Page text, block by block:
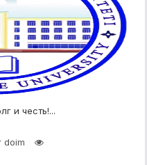
и честь!...
doim